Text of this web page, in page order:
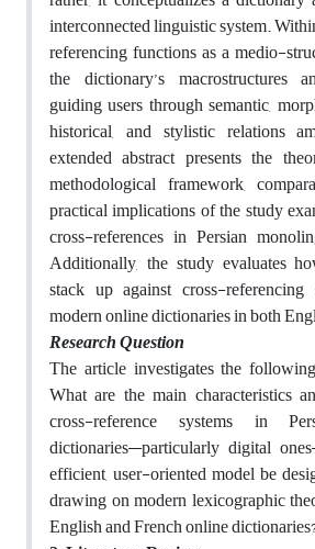
interconnected linguistic system.
referencing functions as a medio-
the dictionary’s macrostructures
guiding users through semantic,
historical, and stylistic relations
extended abstract presents the
methodological framework,
practical implications of the study
cross-references in Persian
Additionally, the study evaluates
stack up against cross-
modern online dictionaries in both
Research Question
The article investigates the
What are the main characteristics
cross-reference systems in
dictionaries—particularly digital
efficient, user-oriented model be
drawing on modern lexicographic
English and French online